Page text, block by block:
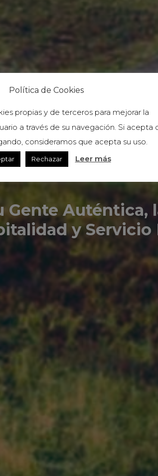
Y EL
Gente Auténtica,
y Servicio
Política de Cookies
propias y de terceros para mejorar la
a través de su navegación. Si acepta
consideramos que acepta su uso.
Rechazar Leer más